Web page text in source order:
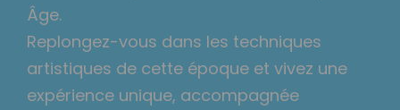
Âge.
Replongez-vous dans les techniques
artistiques de cette époque et vivez une
expérience unique, accompagnée